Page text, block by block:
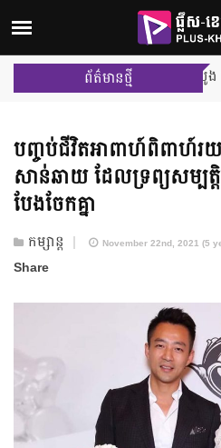
ព័ត៌មានថ្មី
ការប្រកួតជម្រុះលើកដំបូង បញ្ចប់ដំណើ
បញ្ចប់​ជីវិត​អាពាហ៍ពិពាហ៍​រ
សាន់ឆាយ ដែលទ្រព្យសម្បត្
បែងចែកគ្នា
កម្សាន្ត November 22nd, 2021 (5
Share